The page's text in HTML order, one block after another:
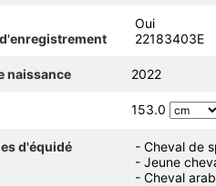
Oui
22183403E
naissance 2022
153.0
d'équidé
- Cheval de
- Jeune
- Cheval